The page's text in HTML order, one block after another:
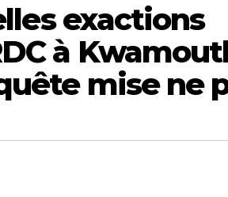
exactions
à
mise ne